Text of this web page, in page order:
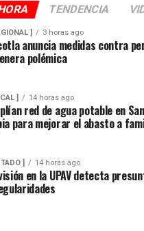
TENDENCIA
] 3 horas ago
anuncia medidas contra
polémica
] 14 horas ago
red de agua potable en
para mejorar el abasto a
] 14 horas ago
en la UPAV detecta